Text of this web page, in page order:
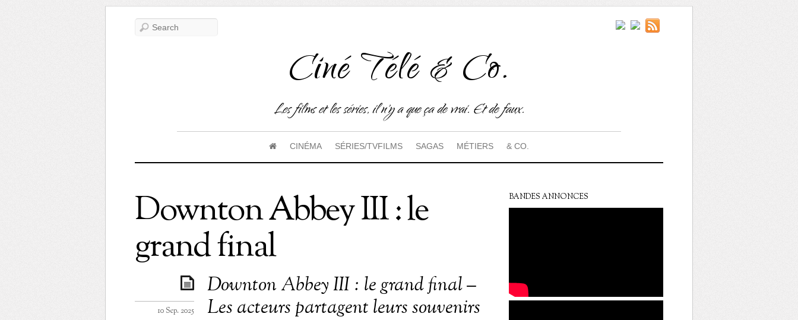
Ciné Télé & Co.
Les films et les séries, il n'y a que ça de vrai. Et de faux.
CINÉMA SÉRIES/TVFILMS SAGAS MÉTIERS & CO.
Downton Abbey III : le
grand final
Downton Abbey III : le grand final –
Les acteurs partagent leurs souvenirs
10 Sep. 2025
BANDES ANNONCES